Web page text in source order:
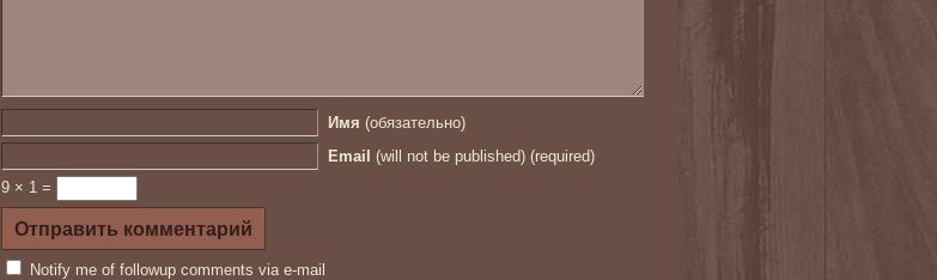
Имя (обязательно)
Email (will not be published) (required)
9 × 1 =
Notify me of followup comments via e-mail